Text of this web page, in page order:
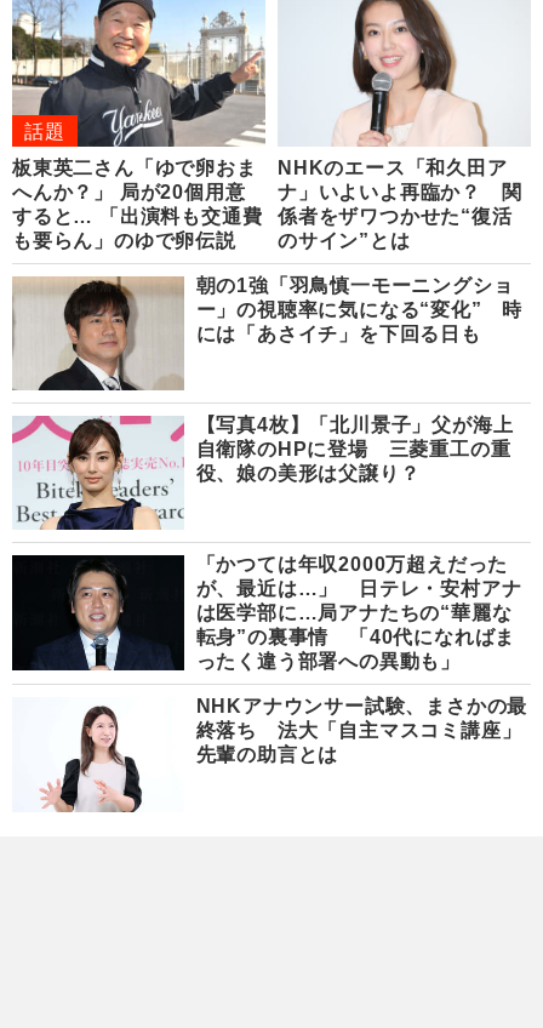
話題
板東英二さん「ゆで卵おま
へんか？」 局が20個用意
すると… 「出演料も交通費
も要らん」のゆで卵伝説
NHKのエース「和久田ア
ナ」いよいよ再臨か？ 関
係者をザワつかせた“復活
のサイン”とは
朝の1強「羽鳥慎一モーニングショ
ー」の視聴率に気になる“変化” 時
には「あさイチ」を下回る日も
【写真4枚】「北川景子」父が海上
自衛隊のHPに登場 三菱重工の重
役、娘の美形は父譲り？
「かつては年収2000万超えだった
が、最近は…」 日テレ・安村アナ
は医学部に…局アナたちの“華麗な
転身”の裏事情 「40代になればま
ったく違う部署への異動も」
NHKアナウンサー試験、まさかの最
終落ち 法大「自主マスコミ講座」
先輩の助言とは